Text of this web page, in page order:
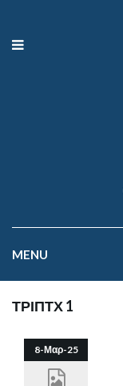
MENU
ΤΡΙΠΤΧ 1
8-Μαρ-25